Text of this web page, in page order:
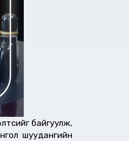
байгуулж,
шуудангийн